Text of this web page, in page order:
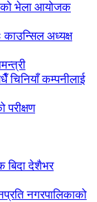
भेला आयोजक
काउन्सिल अध्यक्ष
चिनियाँ कम्पनीलाई
बिदा देशैभर
नगरपालिकाको